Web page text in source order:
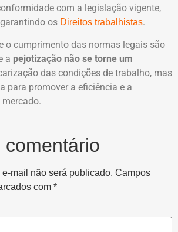
com a legislação vigente,
os Direitos trabalhistas.
o cumprimento das normas legais são
a pejotização não se torne um
das condições de trabalho, mas
para promover a eficiência e a
comentário
mail não será publicado. Campos
com *